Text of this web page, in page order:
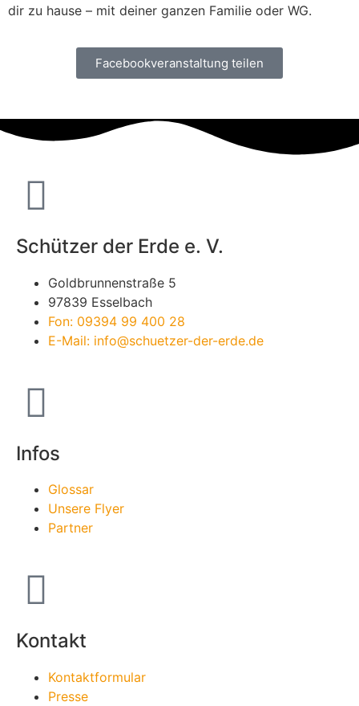
dir zu hause – mit deiner ganzen Familie oder WG.
Facebookveranstaltung teilen
Schützer der Erde e. V.
Goldbrunnenstraße 5
97839 Esselbach
Fon: 09394 99 400 28
E-Mail: info@schuetzer-der-erde.de
Infos
Glossar
Unsere Flyer
Partner
Kontakt
Kontaktformular
Presse